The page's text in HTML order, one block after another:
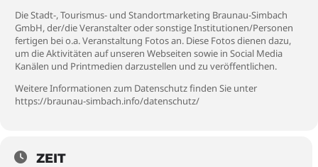
Die Stadt-, Tourismus- und Standortmarketing Braunau-Simbach
GmbH, der/die Veranstalter oder sonstige Institutionen/Personen
fertigen bei o.a. Veranstaltung Fotos an. Diese Fotos dienen dazu,
um die Aktivitäten auf unseren Webseiten sowie in Social Media
Kanälen und Printmedien darzustellen und zu veröffentlichen.
Weitere Informationen zum Datenschutz finden Sie unter
https://braunau-simbach.info/datenschutz/
ZEIT